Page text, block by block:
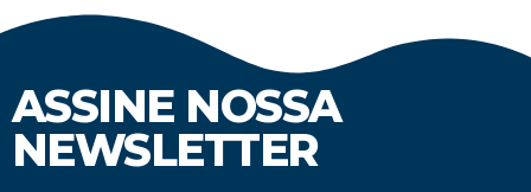
ASSINE NOSSA
NEWSLETTER